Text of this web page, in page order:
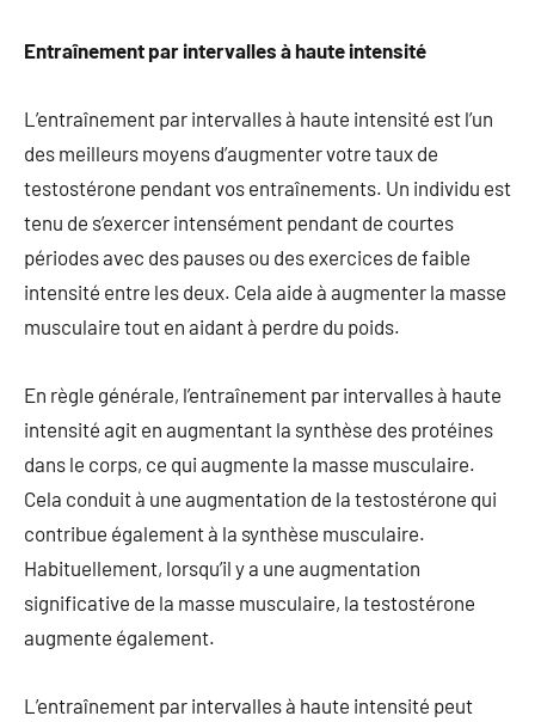
Entraînement par intervalles à haute intensité
L’entraînement par intervalles à haute intensité est l’un
des meilleurs moyens d’augmenter votre taux de
testostérone pendant vos entraînements. Un individu est
tenu de s’exercer intensément pendant de courtes
périodes avec des pauses ou des exercices de faible
intensité entre les deux. Cela aide à augmenter la masse
musculaire tout en aidant à perdre du poids.
En règle générale, l’entraînement par intervalles à haute
intensité agit en augmentant la synthèse des protéines
dans le corps, ce qui augmente la masse musculaire.
Cela conduit à une augmentation de la testostérone qui
contribue également à la synthèse musculaire.
Habituellement, lorsqu’il y a une augmentation
significative de la masse musculaire, la testostérone
augmente également.
L’entraînement par intervalles à haute intensité peut